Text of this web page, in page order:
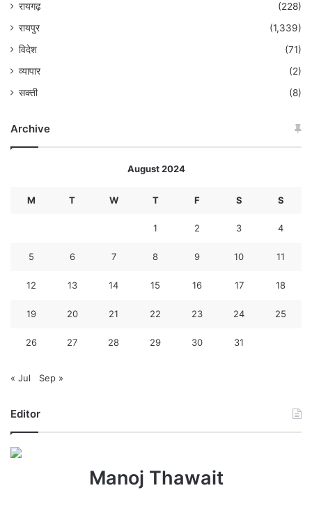
रायगढ़
(228)
रायपुर
(1,339)
विदेश
(71)
व्यापार
(2)
सक्ती
(8)
Archive
August 2024
M T W T F S S
1 2 3 4
5 6 7 8 9 10 11
12 13 14 15 16 17 18
19 20 21 22 23 24 25
26 27 28 29 30 31
« Jul Sep »
Editor
Manoj Thawait